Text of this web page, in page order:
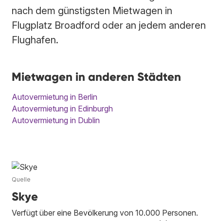
nach dem günstigsten Mietwagen in
Flugplatz Broadford oder an jedem anderen
Flughafen.
Mietwagen in anderen Städten
Autovermietung in Berlin
Autovermietung in Edinburgh
Autovermietung in Dublin
Quelle
Skye
Verfügt über eine Bevölkerung von 10.000 Personen.